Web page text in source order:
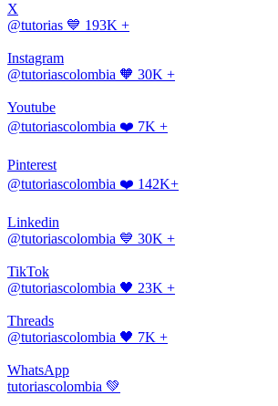
X
@tutorias 💙 193K +
Instagram
@tutoriascolombia 🧡 30K +
Youtube
@tutoriascolombia ❤️ 7K +
Pinterest
@tutoriascolombia ❤️ 142K+
Linkedin
@tutoriascolombia 💙 30K +
TikTok
@tutoriascolombia 🖤 23K +
Threads
@tutoriascolombia 🖤 7K +
WhatsApp
tutoriascolombia 💚